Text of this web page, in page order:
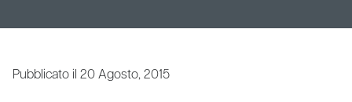
Pubblicato il 20 Agosto, 2015